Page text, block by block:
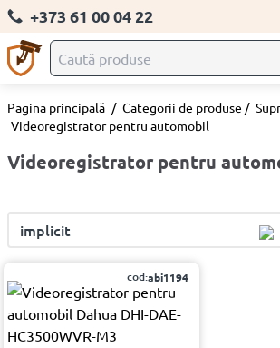
+373 61 00 04 22
Pagina principală / Categorii de produse /
Videoregistrator pentru automobil
Videoregistrator pentru
implicit
cod:abi1194